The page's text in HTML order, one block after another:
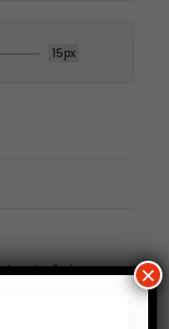
15px
la faim en
×